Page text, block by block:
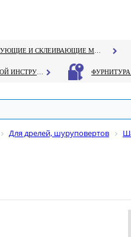
Для дрелей, шуруповертов